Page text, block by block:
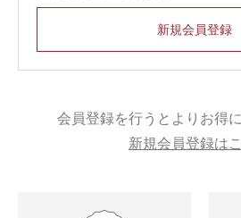
会員登録を行うとよりお得
新規会員登録は